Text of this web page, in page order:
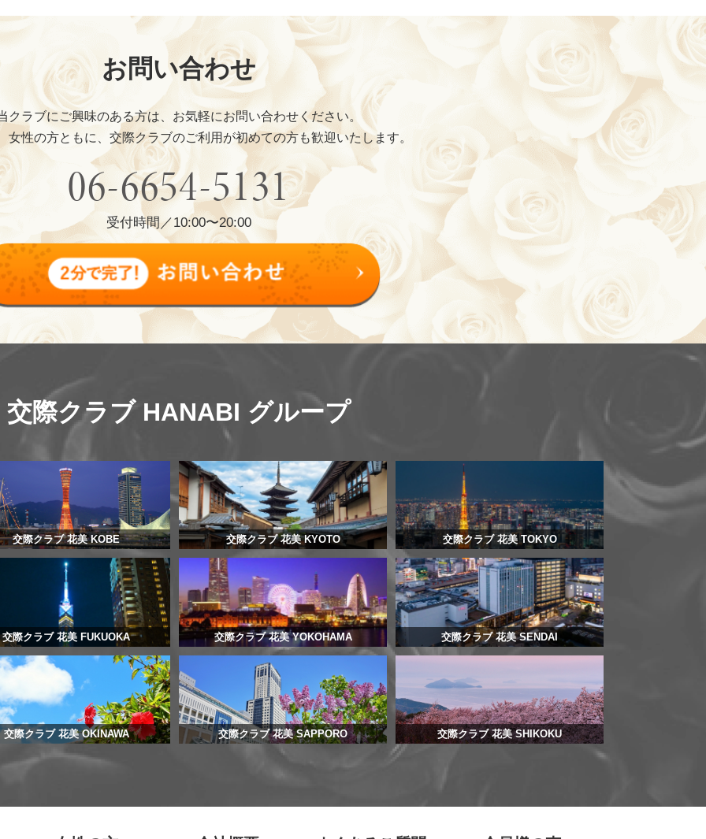
お問い合わせ
クラブにご興味のある方は、お気軽にお問い合わせください。
女性の方ともに、交際クラブのご利用が初めての方も歓迎いたします。
06-6654-5131
受付時間／10:00〜20:00
交際クラブ HANABI グループ
交際クラブ 花美 KOBE 交際クラブ 花美 KYOTO 交際クラブ 花美 TOKYO
交際クラブ 花美 FUKUOKA 交際クラブ 花美 YOKOHAMA 交際クラブ 花美 SENDAI
交際クラブ 花美 OKINAWA 交際クラブ 花美 SAPPORO 交際クラブ 花美 SHIKOKU